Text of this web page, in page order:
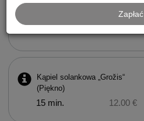
Kąpiel solankowa „Sveikata“
Kąpiel solankowa „Grožis“
(Piękno)
15 min. 12.00 €
Zapłać